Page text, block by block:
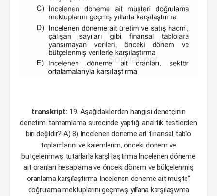
transkript: 19. Aşağıdakilerden hangisi denetçinin
denetimi tamamlama surecinde yaptığı analitik testlerden
biri değildir? A) 8) Incelenen doneme aıt finansal tabîo
toplamlarını ve kaiemlerım, oncekı donem ve
butçelenmwş tutarlarla karşHaştırma Incelenen döneme
ait oranları hesaplama ve önceki dönem ve bülçelenmiş
oranlama karşıîaştırma Incelenen döneme ait müşte“
doğrulama mektuplarını geçmwş yılîana karşılaşwma